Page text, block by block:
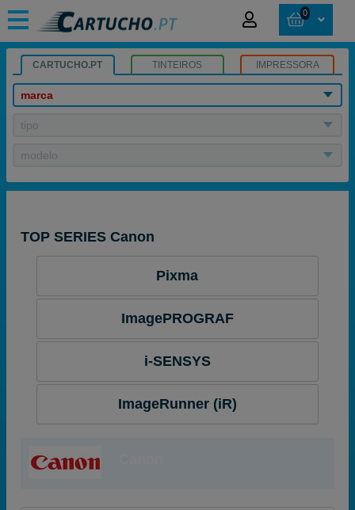
0
CARTUCHO.PT TINTEIROS IMPRESSORA
marca
tipo
modelo
TOP SERIES Canon
Pixma
ImagePROGRAF
i-SENSYS
ImageRunner (iR)